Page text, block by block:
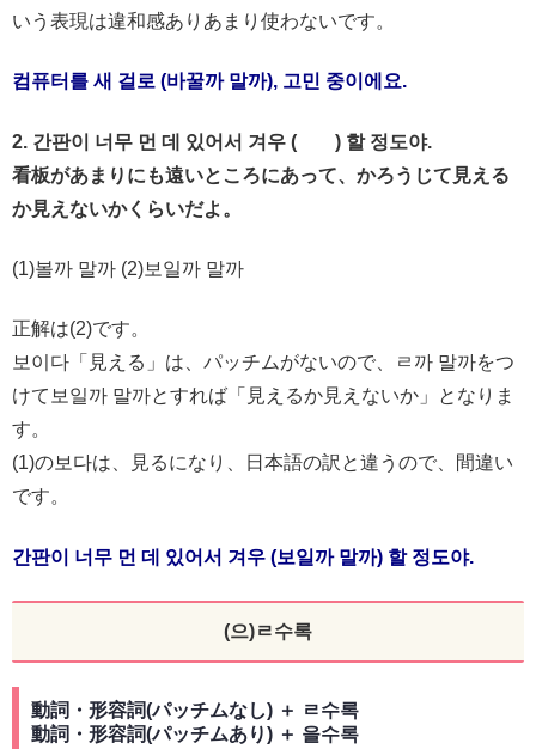
いう表現は違和感ありあまり使わないです。
컴퓨터를 새 걸로 (바꿀까 말까), 고민 중이에요.
2. 간판이 너무 먼 데 있어서 겨우 ( ) 할 정도야.
看板があまりにも遠いところにあって、かろうじて見える
か見えないかくらいだよ。
(1)볼까 말까 (2)보일까 말까
正解は(2)です。
보이다「見える」は、パッチムがないので、ㄹ까 말까をつ
けて보일까 말까とすれば「見えるか見えないか」となりま
す。
(1)の보다は、見るになり、日本語の訳と違うので、間違い
です。
간판이 너무 먼 데 있어서 겨우 (보일까 말까) 할 정도야.
(으)ㄹ수록
動詞・形容詞(パッチムなし) ＋ ㄹ수록
動詞・形容詞(パッチムあり) ＋ 을수록